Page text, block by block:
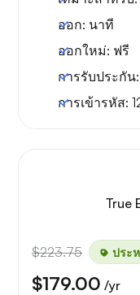
ออก: นาที
ออกใหม่: ฟรี
การรับประกัน:
การเข้ารหัส:
True
$223.75 ประ
$179.00 /yr